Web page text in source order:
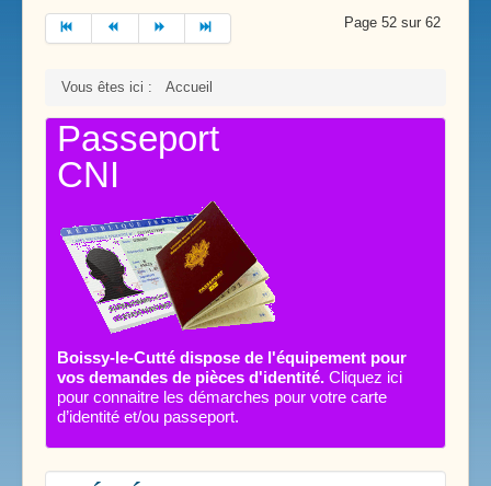
Page 52 sur 62
Vous êtes ici : Accueil
Passeport
CNI
Boissy-le-Cutté dispose de l'équipement pour
vos demandes de pièces d'identité. Cliquez ici
pour connaitre les démarches pour votre carte
d’identité et/ou passeport.